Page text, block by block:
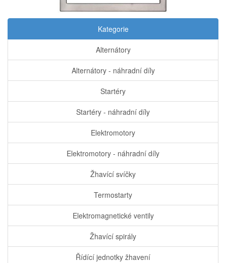
Kategorie
Alternátory
Alternátory - náhradní díly
Startéry
Startéry - náhradní díly
Elektromotory
Elektromotory - náhradní díly
Žhavící svíčky
Termostarty
Elektromagnetické ventily
Žhavící spirály
Řídící jednotky žhavení